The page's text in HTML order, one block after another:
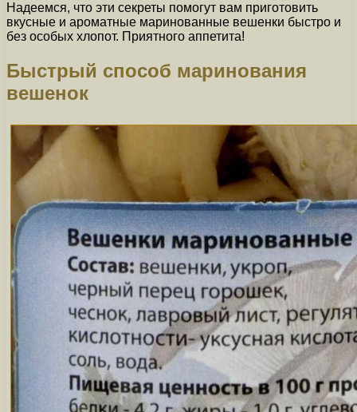
Надеемся, что эти секреты помогут вам приготовить
вкусные и ароматные маринованные вешенки быстро и
без особых хлопот. Приятного аппетита!
Быстрый способ маринования
вешенок